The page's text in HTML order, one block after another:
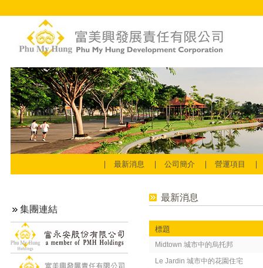
最新消息 公司簡介 營運項目
集團連結
最新消息
標題
Midtown 城市中的烏托邦
Le Jardin 城市中的花園住宅